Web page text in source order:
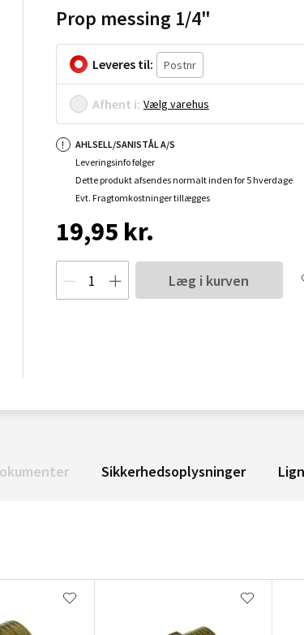
Prop messing 1/4"
Leveres til:
Afhent i: Vælg varehus
AHLSELL/SANISTÅL A/S
Leveringsinfo følger
Dette produkt afsendes normalt inden for 5 hverdage
Evt. Fragtomkostninger tillægges
19,95 kr.
Læg i kurven
Sikkerhedsoplysninger